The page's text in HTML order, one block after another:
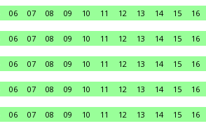
06 07 08 09 10 11 12 13 14 15 16
06 07 08 09 10 11 12 13 14 15 16
06 07 08 09 10 11 12 13 14 15 16
06 07 08 09 10 11 12 13 14 15 16
06 07 08 09 10 11 12 13 14 15 16